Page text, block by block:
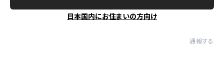
日本国内にお住まいの方向け
通報する